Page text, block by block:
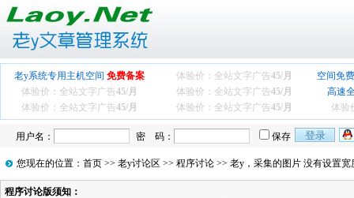
老y系统专用主机空间 免费备案 体验价：全站文字广告45/月
空间免
体验价：全站文字广告45/月 体验价：全站文字广告45/月
高速
体验价：全站文字广告45/月 体验价：全站文字广告45/月 体验
用户名： 密 码： 保存
您现在的位置： 首页 >> 老y讨论区 >> 程序讨论 >> 老y，采集的图片 没有设置
程序讨论版须知：